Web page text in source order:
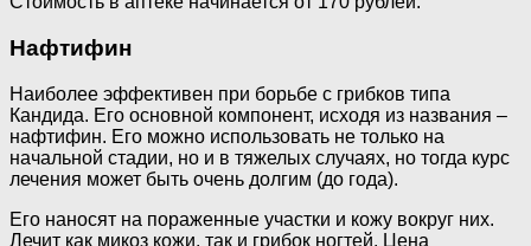
Нафтифин
Наиболее эффективен при борьбе с грибков типа
Кандида. Его основной компонент, исходя из названия –
нафтифин. Его можно использовать не только на
начальной стадии, но и в тяжелых случаях, но тогда курс
лечения может быть очень долгим (до года).
Его наносят на пораженные участки и кожу вокруг них.
Лечит как микоз кожи, так и грибок ногтей. Цена